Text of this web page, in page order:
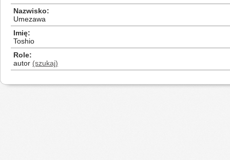
Nazwisko
Umezawa
Imię
Toshio
Role
autor (szukaj)